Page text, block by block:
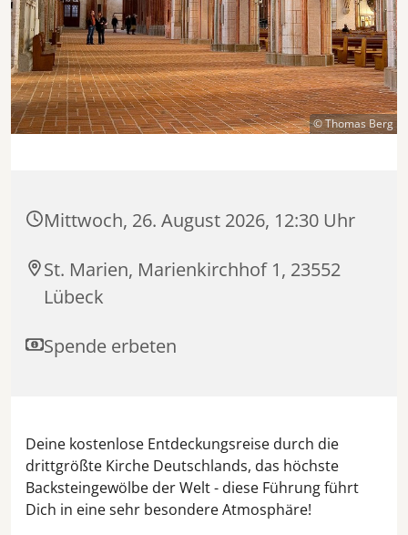
© Thomas Berg
Mittwoch, 26. August 2026, 12:30 Uhr
St. Marien, Marienkirchhof 1, 23552
Lübeck
Spende erbeten
Deine kostenlose Entdeckungsreise durch die
drittgrößte Kirche Deutschlands, das höchste
Backsteingewölbe der Welt - diese Führung führt
Dich in eine sehr besondere Atmosphäre!